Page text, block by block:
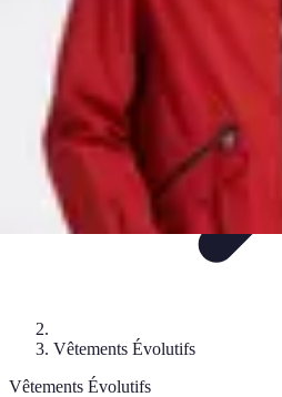
Vêtements Évolutifs
Vêtements Évolutifs